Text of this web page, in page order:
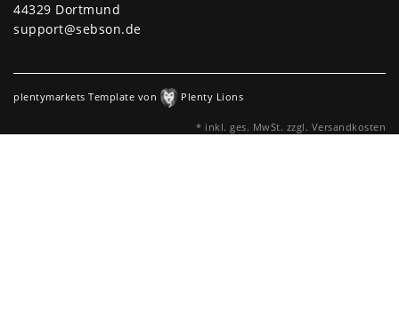
44329 Dortmund
support@sebson.de
plentymarkets Template von Plenty Lions
* inkl. ges. MwSt. zzgl. Versandkosten